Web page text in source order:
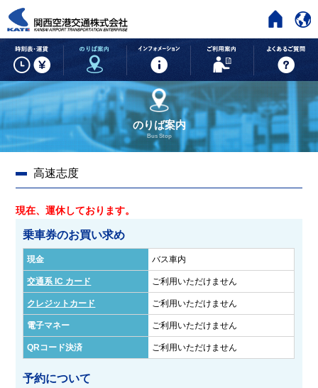
HOME
時刻表・運賃 のりば案内 インフォメーションご利用案内
のりば案内
Bus Stop
高速志度
現在、運休しております。
乗車券のお買い求め
現金
交通系 IC カード
クレジットカード
電子マネー
QRコード決済
バス車内
ご利用いただけません
ご利用いただけません
ご利用いただけません
ご利用いただけません
予約について